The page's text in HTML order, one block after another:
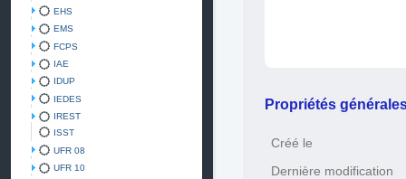
EHS
EMS
FCPS
IAE
IDUP
IEDES
IREST
ISST
UFR 08
UFR 10
Propriétés
Créé le
Dernière modification